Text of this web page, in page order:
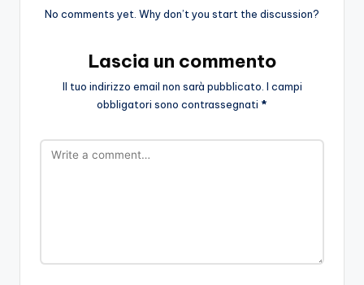
No comments yet. Why don’t you start the discussion?
Lascia un commento
Il tuo indirizzo email non sarà pubblicato. I campi
obbligatori sono contrassegnati *